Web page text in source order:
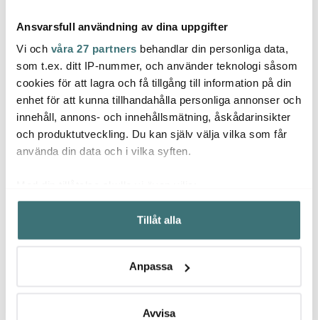
Ansvarsfull användning av dina uppgifter
Vi och våra 27 partners behandlar din personliga data,
som t.ex. ditt IP-nummer, och använder teknologi såsom
cookies för att lagra och få tillgång till information på din
enhet för att kunna tillhandahålla personliga annonser och
innehåll, annons- och innehållsmätning, åskådarinsikter
och produktutveckling. Du kan själv välja vilka som får
använda din data och i vilka syften.
Samla in information om din geografiska plats som
kan ha en noggrannhet på upp till flera meter
Identifiera din enhet genom att aktivt skanna den för
Ta reda på mer om hur dina personliga uppgifter
Du kan ändra eller dra tillbaka ditt samtycke när som
Tillåt alla
Anpassa
Avvisa
Jonas
Potatisskalare Jonas 21
cm
49 kr
Le Creuset
Signature
Gjutjärnsgryta oval 27
cm 4,1 L Chambray
3849 kr
Låt dig inspireras av våra kunder